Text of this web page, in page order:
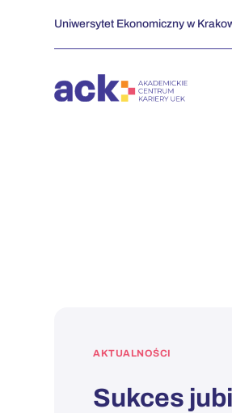
zawartości
Uniwersytet Ekonomiczny w
AKTUALNOŚCI
Sukces